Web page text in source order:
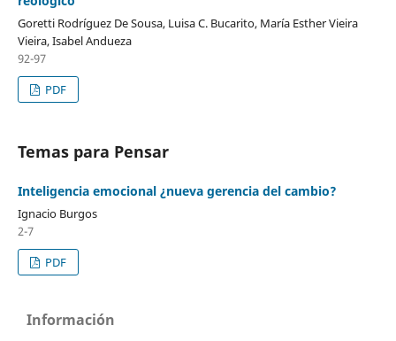
Goretti Rodríguez De Sousa, Luisa C. Bucarito, María Esther Vieira
Vieira, Isabel Andueza
92-97
PDF
Temas para Pensar
Inteligencia emocional ¿nueva gerencia del cambio?
Ignacio Burgos
2-7
PDF
Información